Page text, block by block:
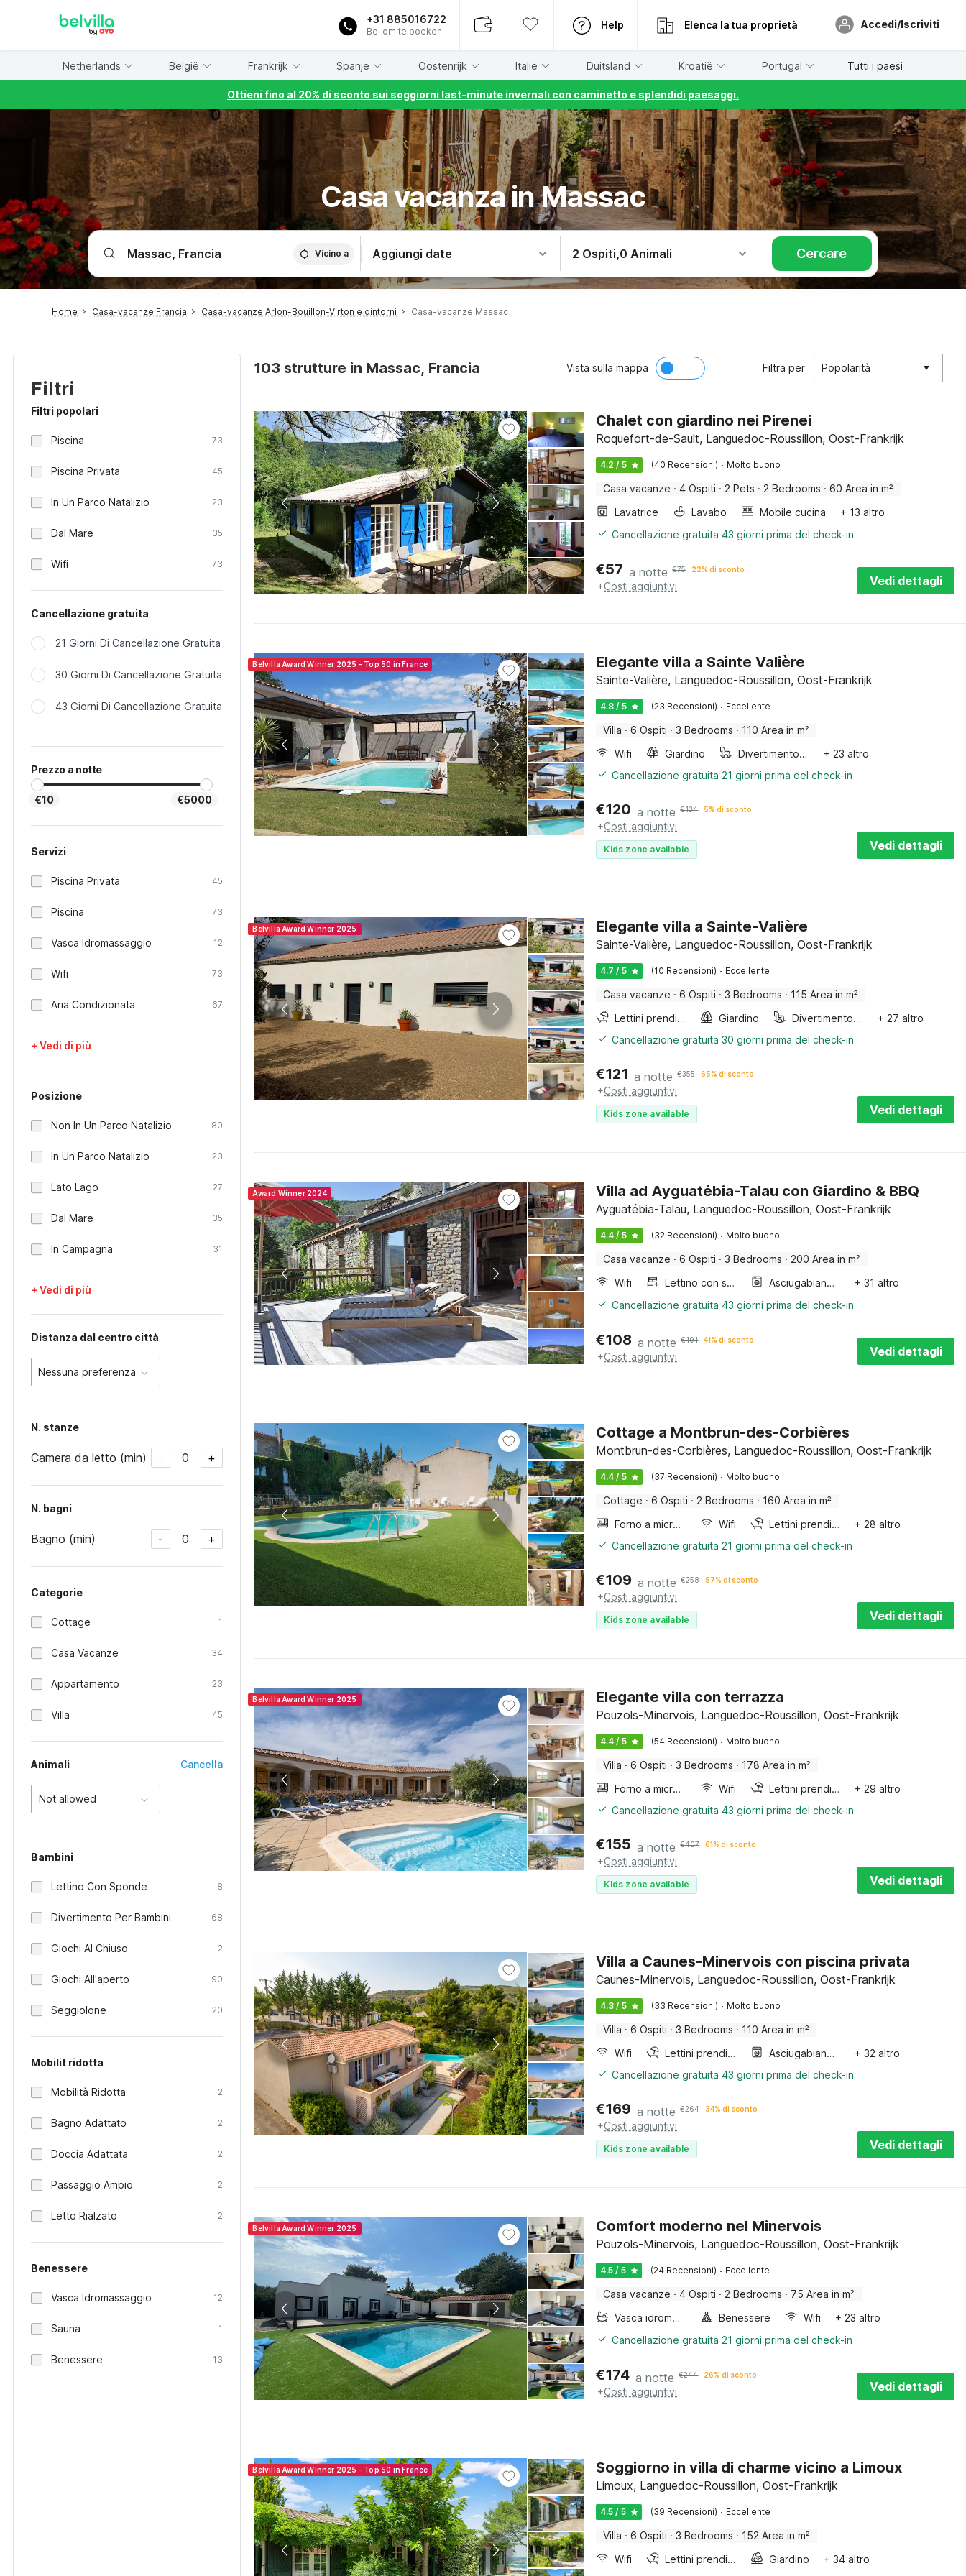
+31 885016722
Bel om te boeken
Help Elenca la tua proprietà Accedi/Iscriviti
Netherlands België Frankrijk Spanje Oostenrijk Italië Duitsland Kroatië Portugal Tutti i paesi
Ottieni fino al 20% di sconto sui soggiorni last-minute invernali con caminetto e splendidi paesaggi.
Casa vacanza in Massac
Vicino a Aggiungi date 2 Ospiti,0 Animali Cercare
Home Casa-vacanze Francia Casa-vacanze Arlon-Bouillon-Virton e dintorni Casa-vacanze Massac
Filtri
Filtri popolari
Piscina 73
Piscina Privata 45
In Un Parco Natalizio 23
Dal Mare 35
Wifi 73
Cancellazione gratuita
21 Giorni Di Cancellazione Gratuita
30 Giorni Di Cancellazione Gratuita
43 Giorni Di Cancellazione Gratuita
Prezzo a notte
€10 €5000
Servizi
Piscina Privata 45
Piscina 73
Vasca Idromassaggio 12
Wifi 73
Aria Condizionata 67
+ Vedi di più
Posizione
Non In Un Parco Natalizio 80
In Un Parco Natalizio 23
Lato Lago 27
Dal Mare 35
In Campagna 31
+ Vedi di più
Distanza dal centro città
Nessuna preferenza
N. stanze
Camera da letto (min) - 0 +
N. bagni
Bagno (min) - 0 +
Categorie
Cottage 1
Casa Vacanze 34
Appartamento 23
Villa 45
Animali Cancella
Not allowed
Bambini
Lettino Con Sponde 8
Divertimento Per Bambini 68
Giochi Al Chiuso 2
Giochi All'aperto 90
Seggiolone 20
Mobilit ridotta
Mobilità Ridotta 2
Bagno Adattato 2
Doccia Adattata 2
Passaggio Ampio 2
Letto Rialzato 2
Benessere
Vasca Idromassaggio 12
Sauna 1
Benessere 13
103 strutture in Massac, Francia Vista sulla mappa Filtra per Popolarità
Chalet con giardino nei Pirenei
Roquefort-de-Sault, Languedoc-Roussillon, Oost-Frankrijk
4.2 / 5 (40 Recensioni) · Molto buono
Casa vacanze · 4 Ospiti · 2 Pets · 2 Bedrooms · 60 Area in m²
Lavatrice
Lavabo Mobile cucina
+ 13 altro
Cancellazione gratuita 43 giorni prima del check-in
€57 a notte €75 22% di sconto
+Costi aggiuntivi Vedi dettagli
Belvilla Award Winner 2025 - Top 50 in France Elegante villa a Sainte Valière
Sainte-Valière, Languedoc-Roussillon, Oost-Frankrijk
4.8 / 5 (23 Recensioni) · Eccellente
Villa · 6 Ospiti · 3 Bedrooms · 110 Area in m²
Wifi
Giardino Divertimento per bambini
+ 23 altro
Cancellazione gratuita 21 giorni prima del check-in
€120 a notte €134 5% di sconto
+Costi aggiuntivi
Kids zone available Vedi dettagli
Belvilla Award Winner 2025 Elegante villa a Sainte-Valière
Sainte-Valière, Languedoc-Roussillon, Oost-Frankrijk
4.7 / 5 (10 Recensioni) · Eccellente
Casa vacanze · 6 Ospiti · 3 Bedrooms · 115 Area in m²
Lettini prendisole
Giardino Divertimento per bambini
+ 27 altro
Cancellazione gratuita 30 giorni prima del check-in
€121 a notte €355 65% di sconto
+Costi aggiuntivi
Kids zone available Vedi dettagli
Award Winner 2024 Villa ad Ayguatébia-Talau con Giardino & BBQ
Ayguatébia-Talau, Languedoc-Roussillon, Oost-Frankrijk
4.4 / 5 (32 Recensioni) · Molto buono
Casa vacanze · 6 Ospiti · 3 Bedrooms · 200 Area in m²
Wifi
Lettino con sponde Asciugabiancheria
+ 31 altro
Cancellazione gratuita 43 giorni prima del check-in
€108 a notte €191 41% di sconto
+Costi aggiuntivi Vedi dettagli
Cottage a Montbrun-des-Corbières
Montbrun-des-Corbières, Languedoc-Roussillon, Oost-Frankrijk
4.4 / 5 (37 Recensioni) · Molto buono
Cottage · 6 Ospiti · 2 Bedrooms · 160 Area in m²
Forno a microonde combinato
Wifi Lettini prendisole
+ 28 altro
Cancellazione gratuita 21 giorni prima del check-in
€109 a notte €258 57% di sconto
+Costi aggiuntivi
Kids zone available Vedi dettagli
Belvilla Award Winner 2025 Elegante villa con terrazza
Pouzols-Minervois, Languedoc-Roussillon, Oost-Frankrijk
4.4 / 5 (54 Recensioni) · Molto buono
Villa · 6 Ospiti · 3 Bedrooms · 178 Area in m²
Forno a microonde combinato
Wifi Lettini prendisole
+ 29 altro
Cancellazione gratuita 43 giorni prima del check-in
€155 a notte €407 61% di sconto
+Costi aggiuntivi
Kids zone available Vedi dettagli
Villa a Caunes-Minervois con piscina privata
Caunes-Minervois, Languedoc-Roussillon, Oost-Frankrijk
4.3 / 5 (33 Recensioni) · Molto buono
Villa · 6 Ospiti · 3 Bedrooms · 110 Area in m²
Wifi
Lettini prendisole Asciugabiancheria
+ 32 altro
Cancellazione gratuita 43 giorni prima del check-in
€169 a notte €264 34% di sconto
+Costi aggiuntivi
Kids zone available Vedi dettagli
Belvilla Award Winner 2025 Comfort moderno nel Minervois
Pouzols-Minervois, Languedoc-Roussillon, Oost-Frankrijk
4.5 / 5 (24 Recensioni) · Eccellente
Casa vacanze · 4 Ospiti · 2 Bedrooms · 75 Area in m²
Vasca idromassaggio
Benessere Wifi
+ 23 altro
Cancellazione gratuita 21 giorni prima del check-in
€174 a notte €244 26% di sconto
+Costi aggiuntivi Vedi dettagli
Belvilla Award Winner 2025 - Top 50 in France Soggiorno in villa di charme vicino a Limoux
Limoux, Languedoc-Roussillon, Oost-Frankrijk
4.5 / 5 (39 Recensioni) · Eccellente
Villa · 6 Ospiti · 3 Bedrooms · 152 Area in m²
Wifi
Lettini prendisole Giardino
+ 34 altro